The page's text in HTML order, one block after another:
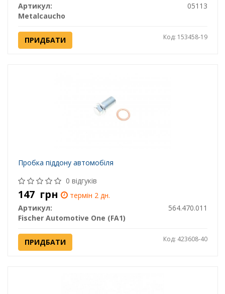
Артикул:
05113
Metalcaucho
ПРИДБАТИ Код: 153458-19
Пробка піддону автомобіля
0 відгуків
147 грн
термін 2 дн.
Артикул:
564.470.011
Fischer Automotive One (FA1)
ПРИДБАТИ Код: 423608-40